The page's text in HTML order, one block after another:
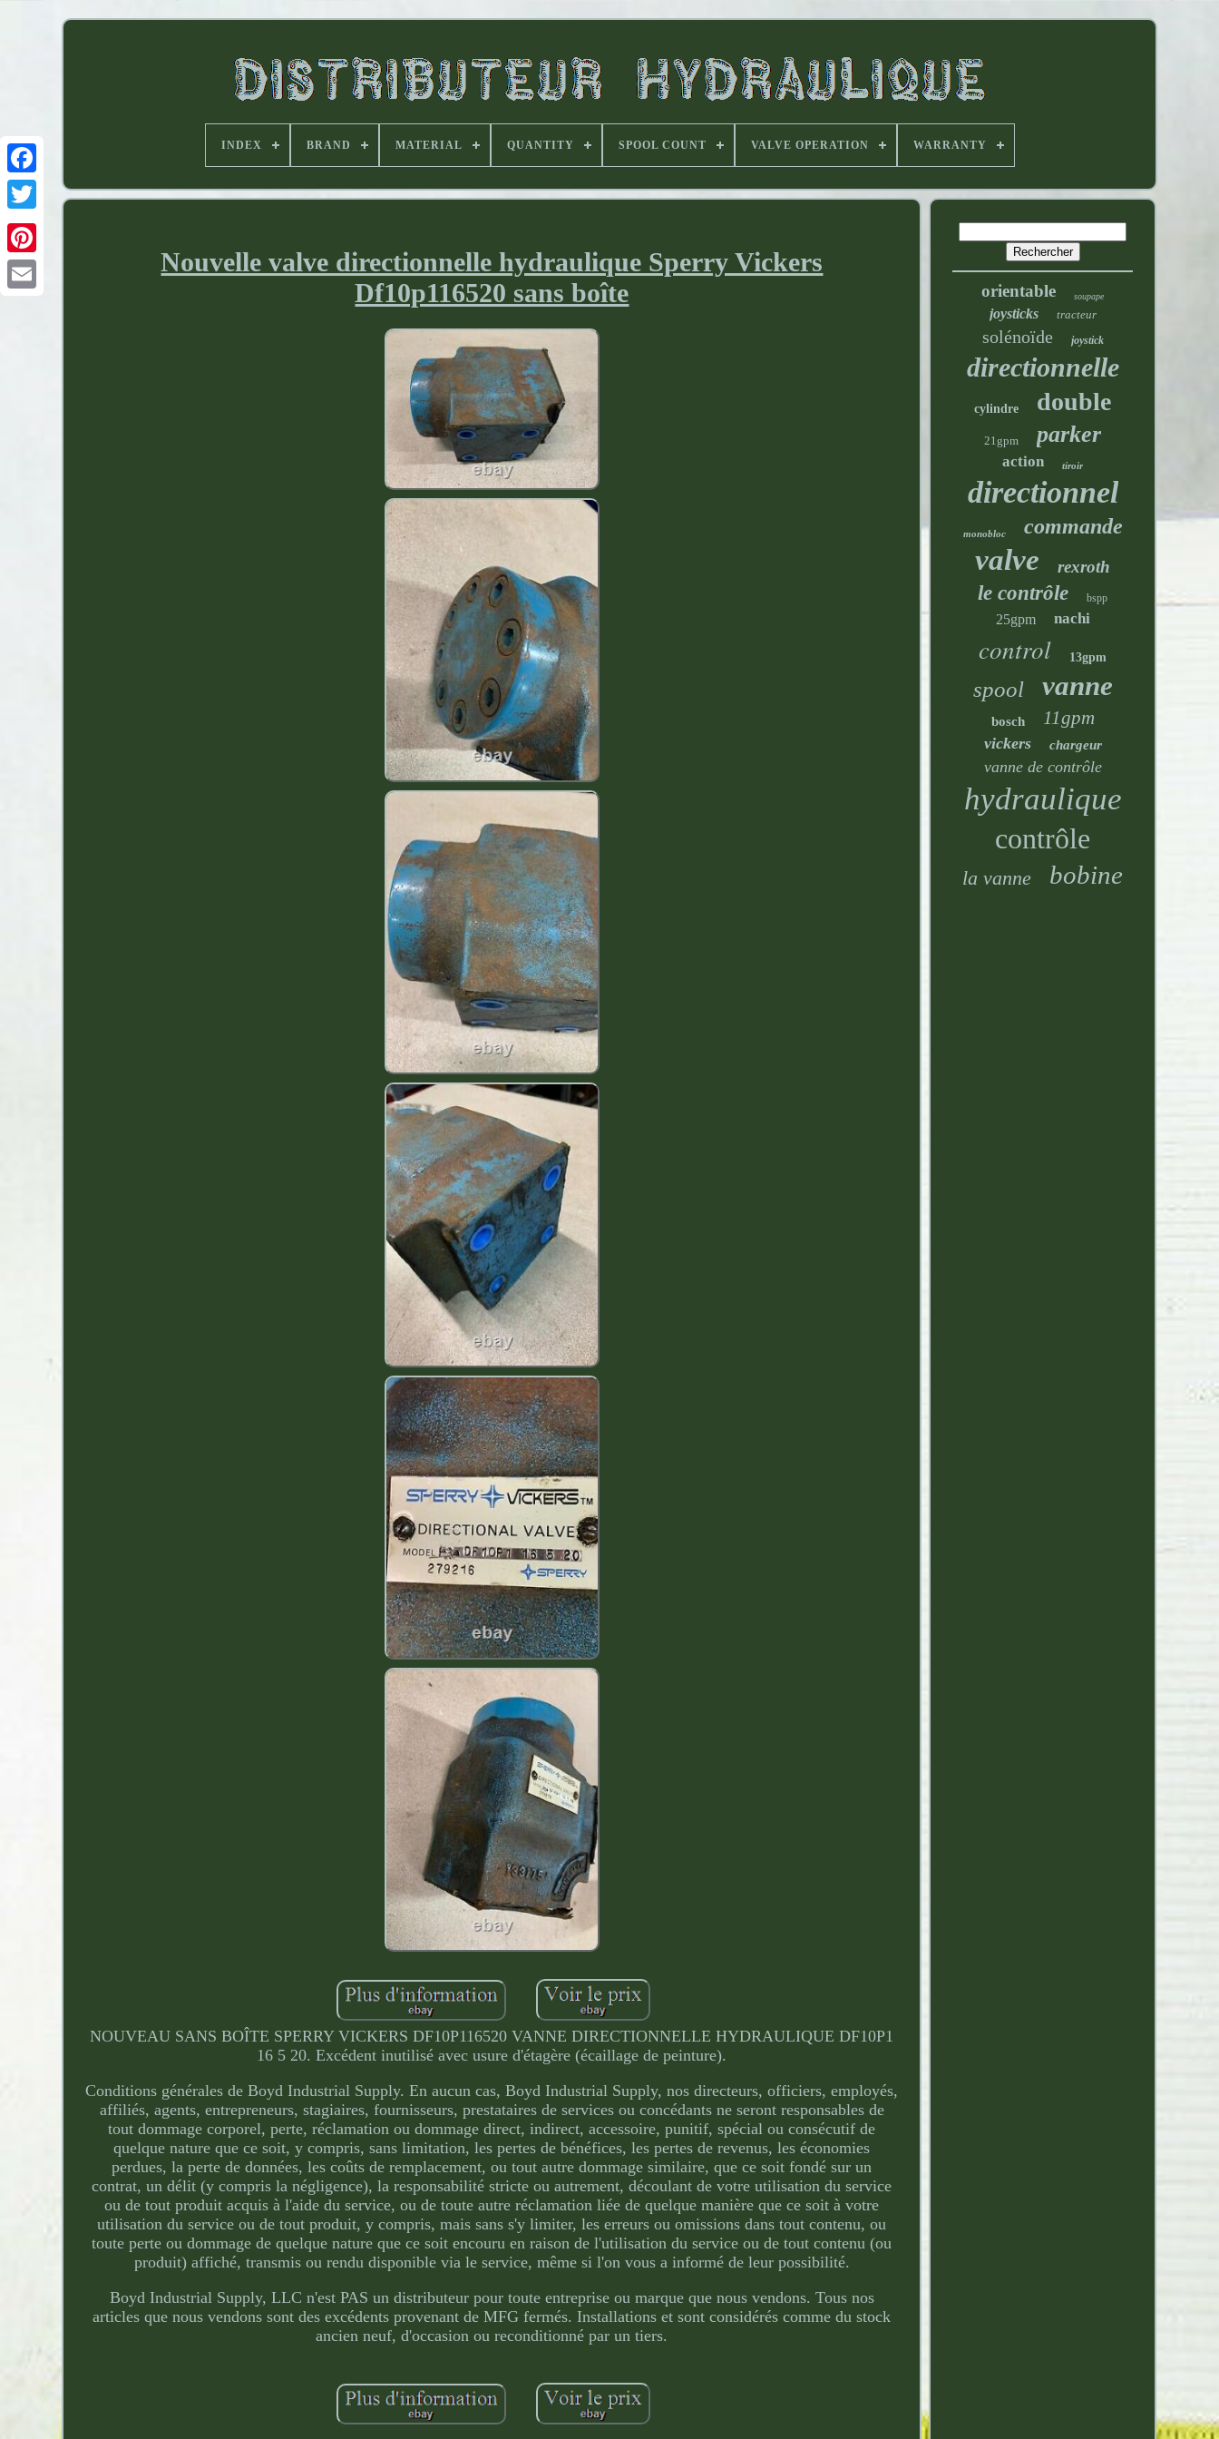
INDEX BRAND MATERIAL QUANTITY SPOOL COUNT VALVE OPERATION WARRANTY
Nouvelle valve directionnelle hydraulique Sperry Vickers
Df10p116520 sans boîte
NOUVEAU SANS BOÎTE SPERRY VICKERS DF10P116520 VANNE DIRECTIONNELLE HYDRAULIQUE DF10P1
16 5 20. Excédent inutilisé avec usure d'étagère (écaillage de peinture).
Conditions générales de Boyd Industrial Supply. En aucun cas, Boyd Industrial Supply, nos directeurs, officiers, employés,
affiliés, agents, entrepreneurs, stagiaires, fournisseurs, prestataires de services ou concédants ne seront responsables de
tout dommage corporel, perte, réclamation ou dommage direct, indirect, accessoire, punitif, spécial ou consécutif de
quelque nature que ce soit, y compris, sans limitation, les pertes de bénéfices, les pertes de revenus, les économies
perdues, la perte de données, les coûts de remplacement, ou tout autre dommage similaire, que ce soit fondé sur un
contrat, un délit (y compris la négligence), la responsabilité stricte ou autrement, découlant de votre utilisation du service
ou de tout produit acquis à l'aide du service, ou de toute autre réclamation liée de quelque manière que ce soit à votre
utilisation du service ou de tout produit, y compris, mais sans s'y limiter, les erreurs ou omissions dans tout contenu, ou
toute perte ou dommage de quelque nature que ce soit encouru en raison de l'utilisation du service ou de tout contenu (ou
produit) affiché, transmis ou rendu disponible via le service, même si l'on vous a informé de leur possibilité.
Boyd Industrial Supply, LLC n'est PAS un distributeur pour toute entreprise ou marque que nous vendons. Tous nos
articles que nous vendons sont des excédents provenant de MFG fermés. Installations et sont considérés comme du stock
ancien neuf, d'occasion ou reconditionné par un tiers.
orientable soupape
joysticks tracteur
solénoïde joystick
directionnelle
cylindre double
21gpm parker
action tiroir
directionnel
monobloc commande
valve rexroth
le contrôle bspp
25gpm nachi
control 13gpm
spool vanne
bosch 11gpm
vickers chargeur
vanne de contrôle
hydraulique
contrôle
la vanne bobine